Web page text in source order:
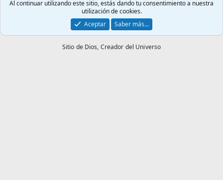
Al continuar utilizando este sitio, estás dando tu consentimiento a nuestra
utilización de cookies.
Aceptar
Saber más…
Sitio de Dios, Creador del Universo